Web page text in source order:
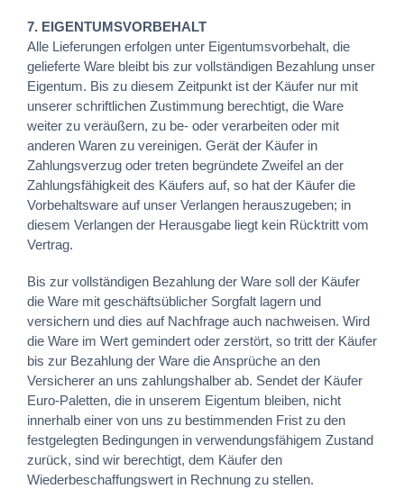
7. EIGENTUMSVORBEHALT
Alle Lieferungen erfolgen unter Eigentumsvorbehalt, die
gelieferte Ware bleibt bis zur vollständigen Bezahlung unser
Eigentum. Bis zu diesem Zeitpunkt ist der Käufer nur mit
unserer schriftlichen Zustimmung berechtigt, die Ware
weiter zu veräußern, zu be- oder verarbeiten oder mit
anderen Waren zu vereinigen. Gerät der Käufer in
Zahlungsverzug oder treten begründete Zweifel an der
Zahlungsfähigkeit des Käufers auf, so hat der Käufer die
Vorbehaltsware auf unser Verlangen herauszugeben; in
diesem Verlangen der Herausgabe liegt kein Rücktritt vom
Vertrag.
Bis zur vollständigen Bezahlung der Ware soll der Käufer
die Ware mit geschäftsüblicher Sorgfalt lagern und
versichern und dies auf Nachfrage auch nachweisen. Wird
die Ware im Wert gemindert oder zerstört, so tritt der Käufer
bis zur Bezahlung der Ware die Ansprüche an den
Versicherer an uns zahlungshalber ab. Sendet der Käufer
Euro-Paletten, die in unserem Eigentum bleiben, nicht
innerhalb einer von uns zu bestimmenden Frist zu den
festgelegten Bedingungen in verwendungsfähigem Zustand
zurück, sind wir berechtigt, dem Käufer den
Wiederbeschaffungswert in Rechnung zu stellen.